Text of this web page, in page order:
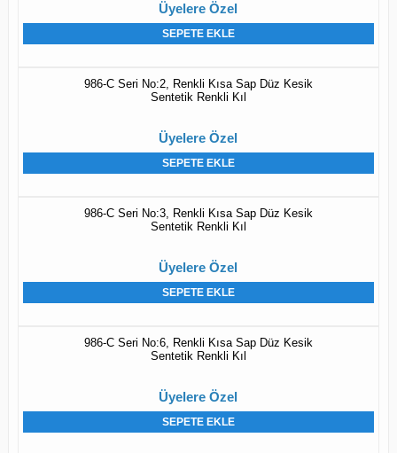
Üyelere Özel
SEPETE EKLE
986-C Seri No:2, Renkli Kısa Sap Düz Kesik
Sentetik Renkli Kıl
Üyelere Özel
SEPETE EKLE
986-C Seri No:3, Renkli Kısa Sap Düz Kesik
Sentetik Renkli Kıl
Üyelere Özel
SEPETE EKLE
986-C Seri No:6, Renkli Kısa Sap Düz Kesik
Sentetik Renkli Kıl
Üyelere Özel
SEPETE EKLE